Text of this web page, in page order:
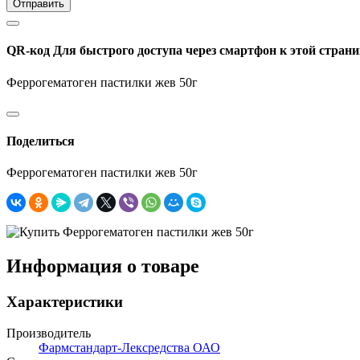
Отправить
QR-код Для быстрого доступа через смартфон к этой
Феррогематоген пастилки жев 50г
Поделиться
Феррогематоген пастилки жев 50г
Информация о товаре
Характеристики
Производитель
Фармстандарт-Лексредства ОАО